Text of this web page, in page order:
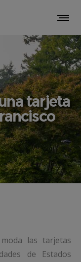
tarjeta
las tarjetas
de Estados